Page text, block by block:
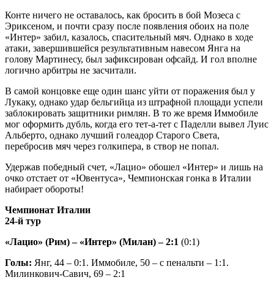
Конте ничего не оставалось, как бросить в бой Мозеса с
Эриксеном, и почти сразу после появления обоих на поле
«Интер» забил, казалось, спасительный мяч. Однако в ходе
атаки, завершившейся результативным навесом Янга на
голову Мартинесу, был зафиксирован офсайд. И гол вполне
логично арбитры не засчитали.
В самой концовке еще один шанс уйти от поражения был у
Лукаку, однако удар бельгийца из штрафной площади успели
заблокировать защитники римлян. В то же время Иммобиле
мог оформить дубль, когда его тет-а-тет с Паделли вывел Луис
Альберто, однако лучший голеадор Старого Света,
перебросив мяч через голкипера, в створ не попал.
Удержав победный счет, «Лацио» обошел «Интер» и лишь на
очко отстает от «Ювентуса», Чемпионская гонка в Италии
набирает обороты!
Чемпионат Италии
24-й тур
«Лацио» (Рим) – «Интер» (Милан) – 2:1 (0:1)
Голы: Янг, 44 – 0:1. Иммобиле, 50 – с пенальти – 1:1.
Милинкович-Савич, 69 – 2:1